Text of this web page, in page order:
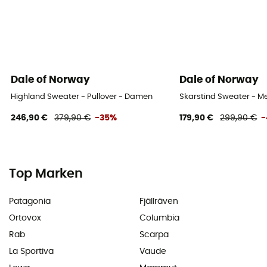
Dale of Norway
Highland Sweater - Pullover - Damen
246,90 € 379,90 € -35%
Dale of Norway
Skarstind Sweater -
179,90 € 299,90 € -
Top Marken
Patagonia
Ortovox
Rab
La Sportiva
Fjällräven
Columbia
Scarpa
Vaude